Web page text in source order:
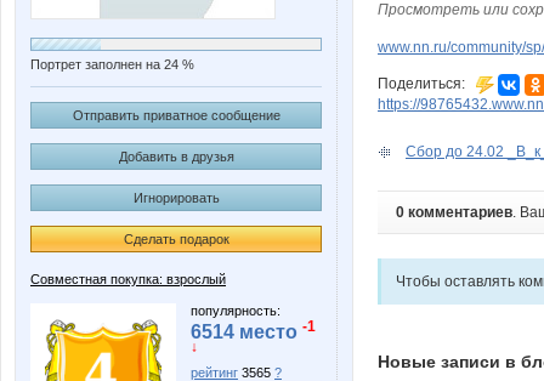
Портрет заполнен на 24 %
Отправить приватное сообщение
Добавить в друзья
Игнорировать
Сделать подарок
Совместная покупка: взрослый
популярность:
6514 место -1
↓
рейтинг 3565 ?
Просмотреть или
www.nn.ru/community/
Поделиться:
https://
Сбор до 24.02
0 комментариев.
Чтобы оставлять
Новые записи в